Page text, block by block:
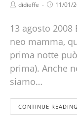
didieffe 11/01/
13 agosto
neo mamma,
prima notte
prima). Anche
siamo…
CONTINUE READING